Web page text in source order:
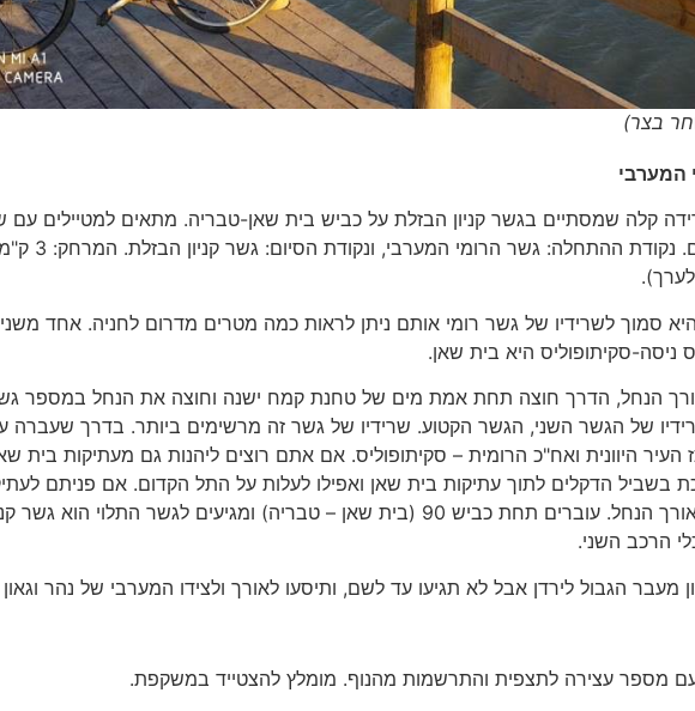
בצר)
המערבי
קלה שמסתיים בגשר קניון הבזלת על כביש בית שאן-טבריה. מתאים למטיילים עם
כי יש להשאיר רכב בנקודת הסיום.
סמוך לשרידיו של גשר רומי אותם ניתן לראות כמה מטרים מדרום לחניה. אחד
ניסה-סקיתופוליס היא בית שאן.
הנחל, הדרך חוצה תחת אמת מים של טחנת קמח ישנה וחוצה את הנחל במספר
לשרידיו של הגשר השני, הגשר הקטוע. שרידיו של גשר זה מרשימים ביותר. בדרך שעברה
היוונית ואח"כ הרומית – סקיתופוליס. אם אתם רוצים ליהנות גם מעתיקות בית
בשביל הדקלים לתוך עתיקות בית שאן ואפילו לעלות על התל הקדום. אם פניתם
לשביל (וגם אם לא) וממשיכים לאורך הנחל. עוברים תחת כביש 90 (בית שאן – טבריה) ומגיעים לגשר התלוי
הרכב השני.
מעבר הגבול לירדן אבל לא תגיעו עד לשם, ותיסעו לאורך ולצידו המערבי של נהר וגאון
מספר עצירה לתצפית והתרשמות מהנוף. מומלץ להצטייד במשקפת.